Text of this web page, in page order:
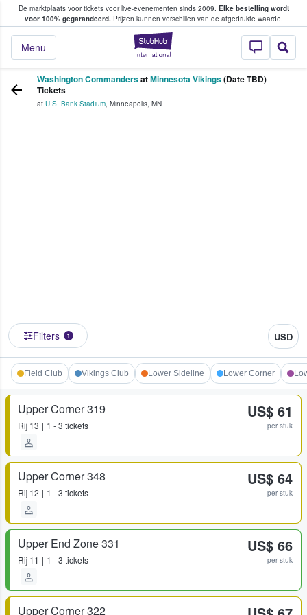
De marktplaats voor tickets voor live-evenementen sinds 2009. Elke bestelling wordt
voor 100% gegarandeerd.Prijzen kunnen verschillen van de afgedrukte waarde.
StubHub: waar
Menu
tickets kopen en verkopen
Washington CommandersatMinnesota Vikings(Date TBD)
Tickets
at U.S. Bank Stadium, Minneapolis, MN
Filters 1 USD
Field Club Vikings Club Lower Sideline Lower Corner
Upper Corner 319
Rij 13 1 - 3 tickets
US$ 61
per stuk
Upper Corner 348
Rij 12 1 - 3 tickets
US$ 64
per stuk
Upper End Zone 331
Rij 11 1 - 3 tickets
US$ 66
per stuk
Upper Corner 322